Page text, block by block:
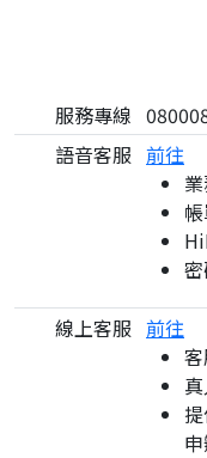
服務專線
語音客服 前往
線上客服 前往